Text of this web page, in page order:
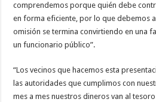
comprendemos porque quién debe
en forma eficiente, por lo que debemos
omisión se termina convirtiendo en una
un funcionario público”.
“Los vecinos que hacemos esta
las autoridades que cumplimos con
mes a mes nuestros dineros van al